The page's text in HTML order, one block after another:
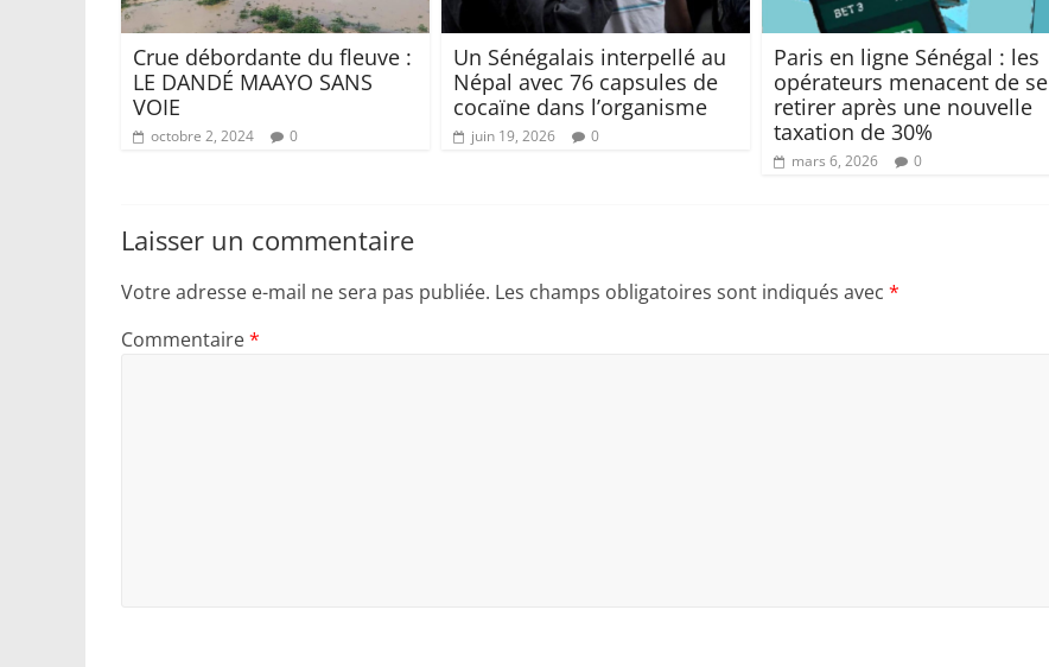
Crue débordante du fleuve :
LE DANDÉ MAAYO SANS
VOIE
octobre 2, 2024 0
Un Sénégalais interpellé au
Népal avec 76 capsules de
cocaïne dans l’organisme
juin 19, 2026 0
Paris en ligne Sénégal : les
opérateurs menacent de se
retirer après une nouvelle
taxation de 30%
mars 6, 2026 0
Laisser un commentaire
Votre adresse e-mail ne sera pas publiée. Les champs obligatoires sont indiqués avec *
Commentaire*